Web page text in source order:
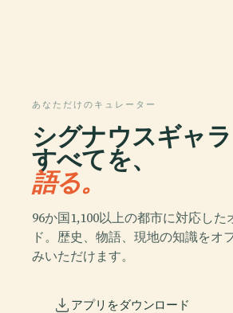
あなただけのキュレーター
シグナウスギャ
すべてを、
語る。
96か国1,100以上の都市に対応した
ド。歴史、物語、現地の知識をオ
みいただけます。
アプリをダウンロード